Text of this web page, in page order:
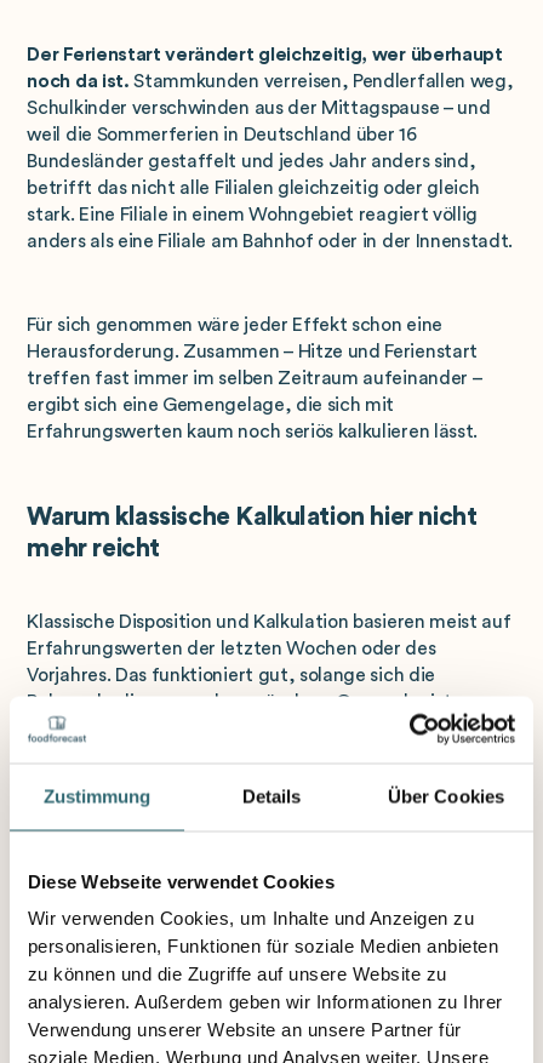
Zustimmung Details Über Cookies
Diese Webseite verwendet Cookies
Wir verwenden Cookies, um Inhalte und Anzeigen zu
personalisieren, Funktionen für soziale Medien anbieten
zu können und die Zugriffe auf unsere Website zu
analysieren. Außerdem geben wir Informationen zu Ihrer
Verwendung unserer Website an unsere Partner für
soziale Medien, Werbung und Analysen weiter. Unsere
Der Ferienstart verändert gleichzeitig, wer überhaupt
noch da ist. Stammkunden verreisen, Pendlerfallen weg,
Schulkinder verschwinden aus der Mittagspause – und
weil die Sommerferien in Deutschland über 16
Bundesländer gestaffelt und jedes Jahr anders sind,
betrifft das nicht alle Filialen gleichzeitig oder gleich
stark. Eine Filiale in einem Wohngebiet reagiert völlig
anders als eine Filiale am Bahnhof oder in der Innenstadt.
Für sich genommen wäre jeder Effekt schon eine
Herausforderung. Zusammen – Hitze und Ferienstart
treffen fast immer im selben Zeitraum aufeinander –
ergibt sich eine Gemengelage, die sich mit
Erfahrungswerten kaum noch seriös kalkulieren lässt.
Warum klassische Kalkulation hier nicht
mehr reicht
Klassische Disposition und Kalkulation basieren meist auf
Erfahrungswerten der letzten Wochen oder des
Vorjahres. Das funktioniert gut, solange sich die
Rahmenbedingungen kaum ändern. Genau das ist zum
Beispiel im Sommer aber nicht der Fall – egal ob in der
einer verregneten Woche wird schlicht nicht erkannt.
•Regionale Ferienstaffelungbedeutet, dass ein
zentraler Kalkulationswert für alle Filialen nicht
funktioniert.